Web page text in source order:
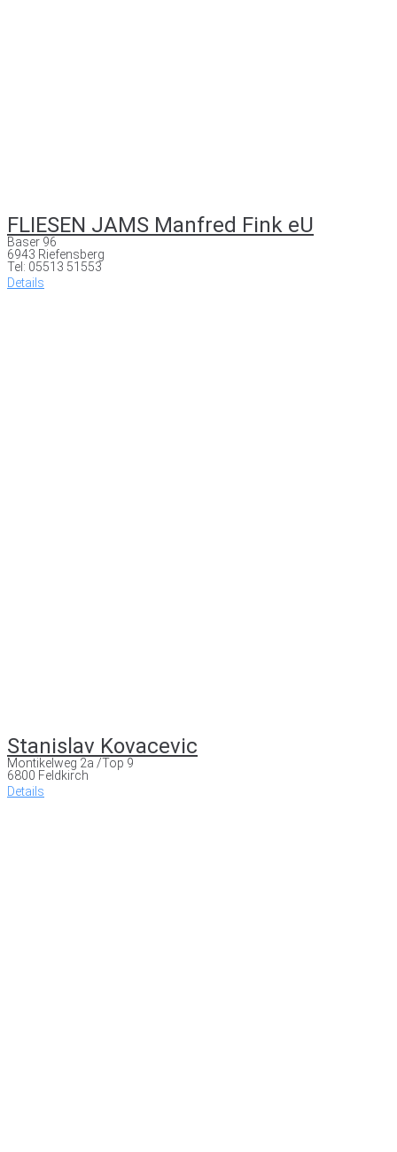
FLIESEN JAMS Manfred Fink eU
Baser 96
6943 Riefensberg
Tel: 05513 51553
Details
Stanislav Kovacevic
Montikelweg 2a /Top 9
6800 Feldkirch
Details